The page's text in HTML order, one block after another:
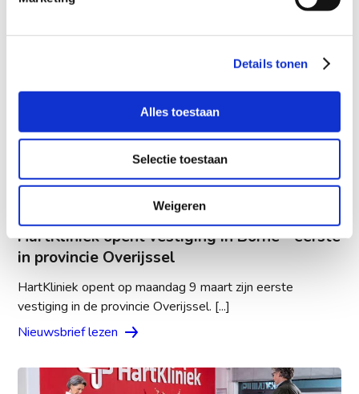
Details tonen
Alles toestaan
Selectie toestaan
Weigeren
HartKliniek opent vestiging in Borne - eerste
in provincie Overijssel
HartKliniek opent op maandag 9 maart zijn eerste
vestiging in de provincie Overijssel. [...]
Nieuwsbrief lezen